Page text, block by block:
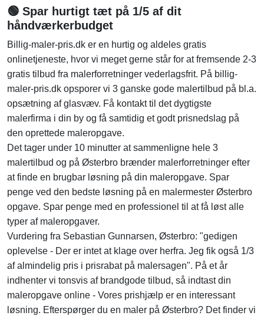
🟢 Spar hurtigt tæt på 1/5 af dit
håndværkerbudget
Billig-maler-pris.dk er en hurtig og aldeles gratis
onlinetjeneste, hvor vi meget gerne står for at fremsende 2-3
gratis tilbud fra malerforretninger vederlagsfrit. På billig-
maler-pris.dk opsporer vi 3 ganske gode malertilbud på bl.a.
opsætning af glasvæv. Få kontakt til det dygtigste
malerfirma i din by og få samtidig et godt prisnedslag på
den oprettede maleropgave.
Det tager under 10 minutter at sammenligne hele 3
malertilbud og på Østerbro brænder malerforretninger efter
at finde en brugbar løsning på din maleropgave. Spar
penge ved den bedste løsning på en malermester Østerbro
opgave. Spar penge med en professionel til at få løst alle
typer af maleropgaver.
Vurdering fra Sebastian Gunnarsen, Østerbro: "gedigen
oplevelse - Der er intet at klage over herfra. Jeg fik også 1/3
af almindelig pris i prisrabat på malersagen". På et år
indhenter vi tonsvis af brandgode tilbud, så indtast din
maleropgave online - Vores prishjælp er en interessant
løsning. Efterspørger du en maler på Østerbro? Det finder vi